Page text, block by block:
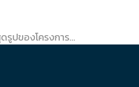
รูปของโครงการ...